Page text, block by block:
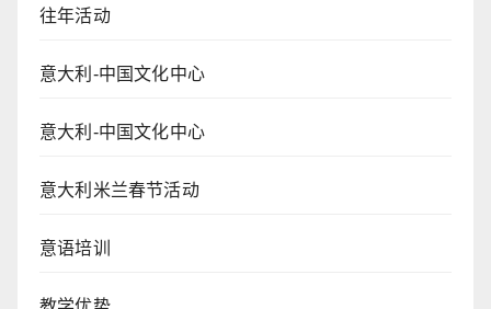
往年活动
意大利-中国文化中心
意大利-中国文化中心
意大利米兰春节活动
意语培训